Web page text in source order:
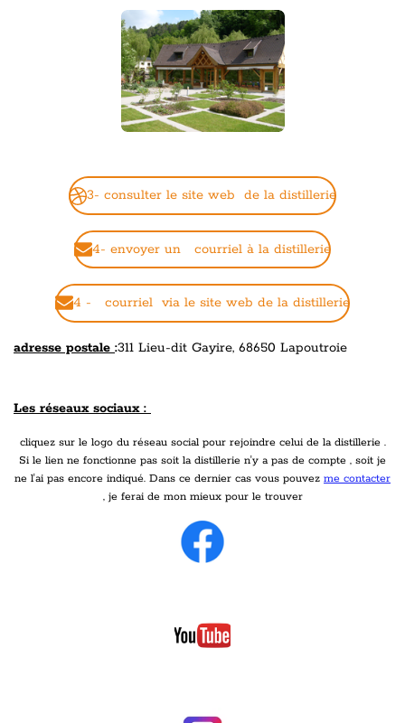
3- consulter le site web de la distillerie
4- envoyer un courriel à la distillerie
4 - courriel via le site web de la distillerie
adresse postale :311 Lieu-dit Gayire, 68650 Lapoutroie
Les réseaux sociaux :
cliquez sur le logo du réseau social pour rejoindre celui de la distillerie .
Si le lien ne fonctionne pas soit la distillerie n'y a pas de compte , soit je
ne l'ai pas encore indiqué. Dans ce dernier cas vous pouvez me contacter
, je ferai de mon mieux pour le trouver